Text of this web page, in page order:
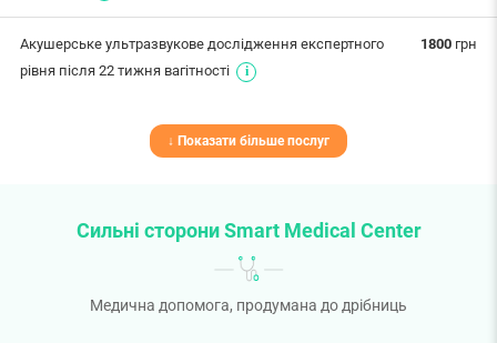
1800 грн
Акушерське ультразвукове дослідження експертного
рівня після 22 тижня вагітності
↓ Показати більше послуг
Сильні сторони Smart Medical Center
Медична допомога, продумана до дрібниць